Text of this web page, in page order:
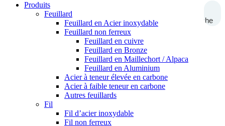
Recherche
Produits
Feuillard
Feuillard en Acier inoxydable
Feuillard non ferreux
Feuillard en cuivre
Feuillard en Bronze
Feuillard en Maillechort / Alpaca
Feuillard en Aluminium
Acier à teneur élevée en carbone
Acier à faible teneur en carbone
Autres feuillards
Fil
Fil d’acier inoxydable
Fil non ferreux